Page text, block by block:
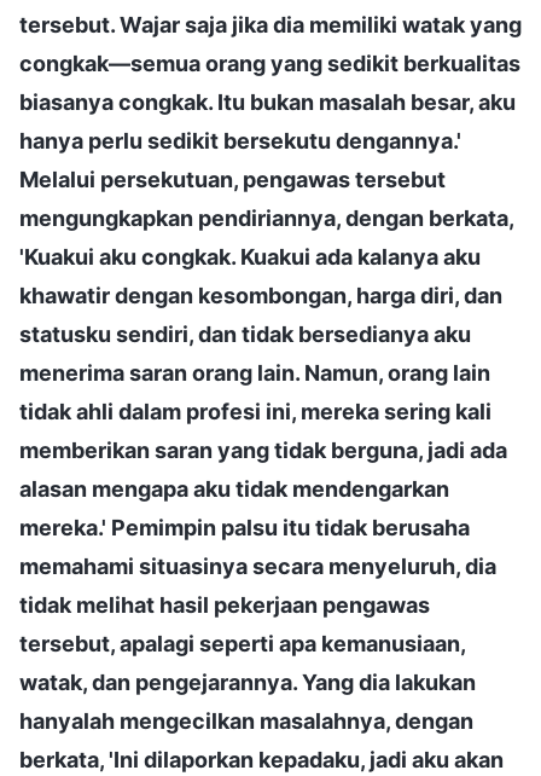
tersebut. Wajar saja jika dia memiliki watak yang
congkak—semua orang yang sedikit berkualitas
biasanya congkak. Itu bukan masalah besar, aku
hanya perlu sedikit bersekutu dengannya.'
Melalui persekutuan, pengawas tersebut
mengungkapkan pendiriannya, dengan berkata,
'Kuakui aku congkak. Kuakui ada kalanya aku
khawatir dengan kesombongan, harga diri, dan
statusku sendiri, dan tidak bersedianya aku
menerima saran orang lain. Namun, orang lain
tidak ahli dalam profesi ini, mereka sering kali
memberikan saran yang tidak berguna, jadi ada
alasan mengapa aku tidak mendengarkan
mereka.' Pemimpin palsu itu tidak berusaha
memahami situasinya secara menyeluruh, dia
tidak melihat hasil pekerjaan pengawas
tersebut, apalagi seperti apa kemanusiaan,
watak, dan pengejarannya. Yang dia lakukan
hanyalah mengecilkan masalahnya, dengan
berkata, 'Ini dilaporkan kepadaku, jadi aku akan